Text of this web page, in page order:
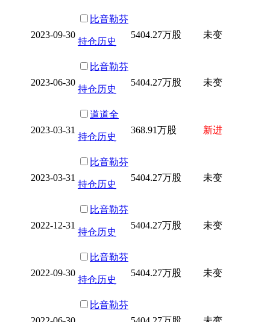
2023-09-30
比音勒芬
持仓历史
5404.27万股 未变
2023-06-30
比音勒芬
持仓历史
5404.27万股 未变
2023-03-31
道道全
持仓历史
368.91万股 新进
2023-03-31
比音勒芬
持仓历史
5404.27万股 未变
2022-12-31
比音勒芬
持仓历史
5404.27万股 未变
2022-09-30
比音勒芬
持仓历史
5404.27万股 未变
比音勒芬